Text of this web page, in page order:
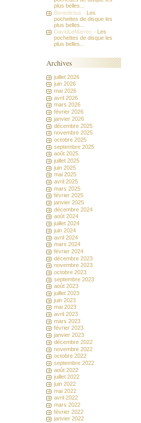
plus belles...
Benedictus - Les
pochettes de disque les
plus belles...
DavidLeMarrec -
Les
pochettes de disque les
plus belles...
Archives
juillet 2026
juin 2026
mai 2026
avril 2026
mars 2026
février 2026
janvier 2026
décembre 2025
novembre 2025
octobre 2025
septembre 2025
août 2025
juillet 2025
juin 2025
mai 2025
avril 2025
mars 2025
février 2025
janvier 2025
décembre 2024
août 2024
juillet 2024
juin 2024
avril 2024
mars 2024
février 2024
décembre 2023
novembre 2023
octobre 2023
septembre 2023
août 2023
juillet 2023
juin 2023
mai 2023
avril 2023
mars 2023
février 2023
janvier 2023
décembre 2022
novembre 2022
octobre 2022
septembre 2022
août 2022
juillet 2022
juin 2022
mai 2022
avril 2022
mars 2022
février 2022
janvier 2022